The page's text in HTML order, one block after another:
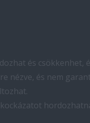
és csökkenhet,
nézve, és nem